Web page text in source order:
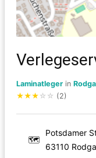
Laminatleger in
★★★ ☆ ☆ (2)
🗺
Potsdamer
63110